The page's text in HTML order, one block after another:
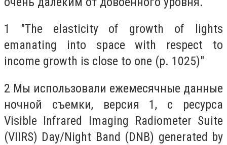
1 "The elasticity of growth of lights
emanating into space with respect to
income growth is close to one (p. 1025)"
2 Мы использовали ежемесячные данные
ночной съемки, версия 1, с ресурса
Visible Infrared Imaging Radiometer Suite
(VIIRS) Day/Night Band (DNB) generated by